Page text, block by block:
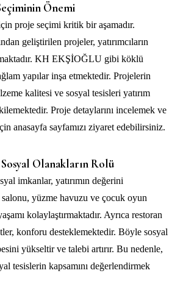
Önemi
proje seçimi kritik bir aşamadır.
geliştirilen projeler, yatırımcıların
KH EKŞİOĞLU gibi köklü
yapılar inşa etmektedir. Projelerin
kalitesi ve sosyal tesisleri yatırım
Proje detaylarını incelemek ve
anasayfa sayfamızı ziyaret edebilirsiniz.
Olanakların Rolü
imkanlar, yatırımın değerini
salonu, yüzme havuzu ve çocuk oyun
kolaylaştırmaktadır. Ayrıca restoran
konforu desteklemektedir. Böyle sosyal
yükseltir ve talebi artırır. Bu nedenle,
tesislerin kapsamını değerlendirmek